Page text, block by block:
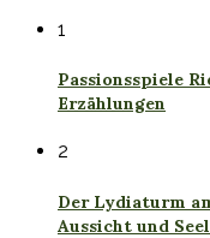
1
Passionsspiele
Erzählungen
2
Der Lydiaturm
Aussicht und